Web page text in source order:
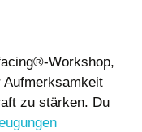
Workshop,
Aufmerksamkeit
zu stärken. Du